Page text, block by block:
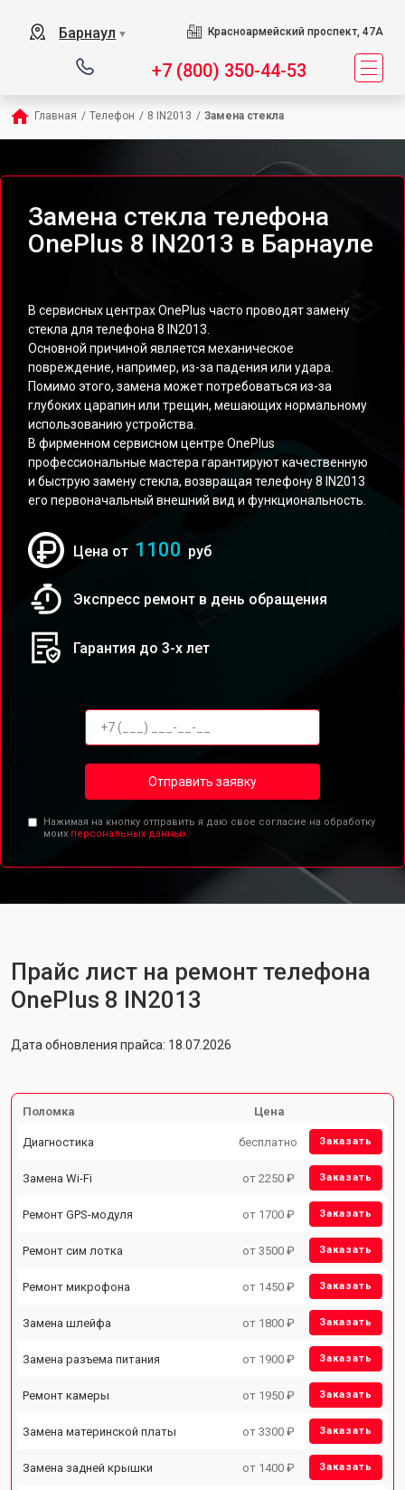
Барнаул ▼ Красноармейский проспект, 47А
+7 (800) 350-44-53
Главная / Телефон / 8 IN2013 / Замена стекла
Замена стекла телефона
OnePlus 8 IN2013 в Барнауле
В сервисных центрах OnePlus часто проводят замену
стекла для телефона 8 IN2013.
Основной причиной является механическое
повреждение, например, из-за падения или удара.
Помимо этого, замена может потребоваться из-за
глубоких царапин или трещин, мешающих нормальному
использованию устройства.
В фирменном сервисном центре OnePlus
профессиональные мастера гарантируют качественную
и быструю замену стекла, возвращая телефону 8 IN2013
его первоначальный внешний вид и функциональность.
Цена от 1100 руб
Экспресс ремонт в день обращения
Гарантия до 3-х лет
Отправить заявку
Нажимая на кнопку отправить я даю свое согласие на обработку
моих персональных данных.
Прайс лист на ремонт телефона
OnePlus 8 IN2013
Дата обновления прайса: 18.07.2026
Поломка Цена
Диагностика бесплатно Заказать
Замена Wi-Fi от 2250 ₽ Заказать
Ремонт GPS-модуля от 1700 ₽ Заказать
Ремонт сим лотка от 3500 ₽ Заказать
Ремонт микрофона от 1450 ₽ Заказать
Замена шлейфа от 1800 ₽ Заказать
Замена разъема питания от 1900 ₽ Заказать
Ремонт камеры от 1950 ₽ Заказать
Замена материнской платы от 3300 ₽ Заказать
Замена задней крышки от 1400 ₽ Заказать